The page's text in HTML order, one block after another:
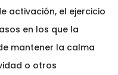
activación, el ejercicio
en los que la
mantener la calma
o otros